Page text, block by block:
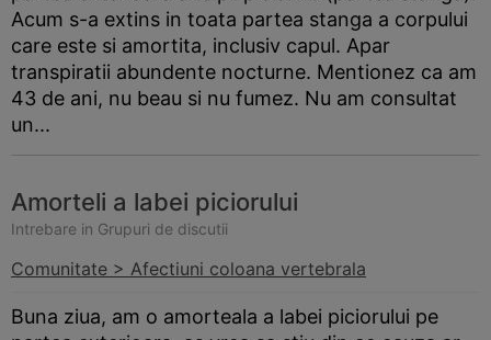
Acum s-a extins in toata partea stanga a corpului
care este si amortita, inclusiv capul. Apar
transpiratii abundente nocturne. Mentionez ca am
43 de ani, nu beau si nu fumez. Nu am consultat
un...
Amorteli a labei piciorului
Intrebare in Grupuri de discutii
Comunitate > Afectiuni coloana vertebrala
Buna ziua, am o amorteala a labei piciorului pe